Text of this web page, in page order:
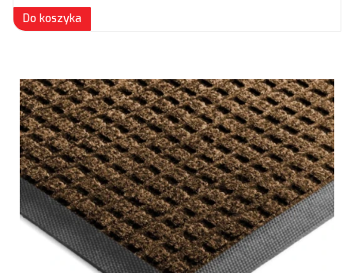
Do koszyka